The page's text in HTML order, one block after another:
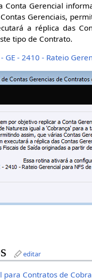
Gerencial
Gerenciais,
a réplica das
tipo de Contrato.
- GE - 2410 - Rateio
editar
para Contratos de